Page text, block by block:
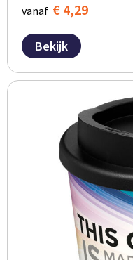
vanaf € 4,29
Bekijk